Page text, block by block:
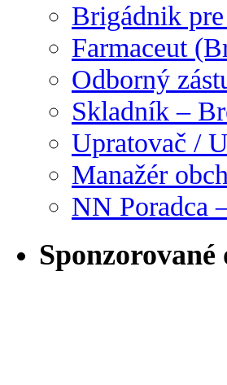
Brigádnik
Farmaceut
Odborný
Skladník –
Upratovač /
Manažér
NN Poradca
Sponzorované